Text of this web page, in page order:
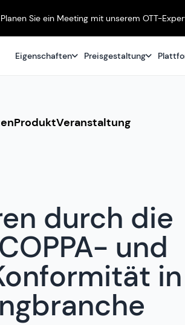
Planen Sie ein Meeting mit unserem OTT-
Eigenschaften Preisgestaltung
ProduktVeranstaltung
durch die
und